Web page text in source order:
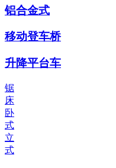
铝合金式
移动登车桥
升降平台车
锯
床
卧
式
立
式